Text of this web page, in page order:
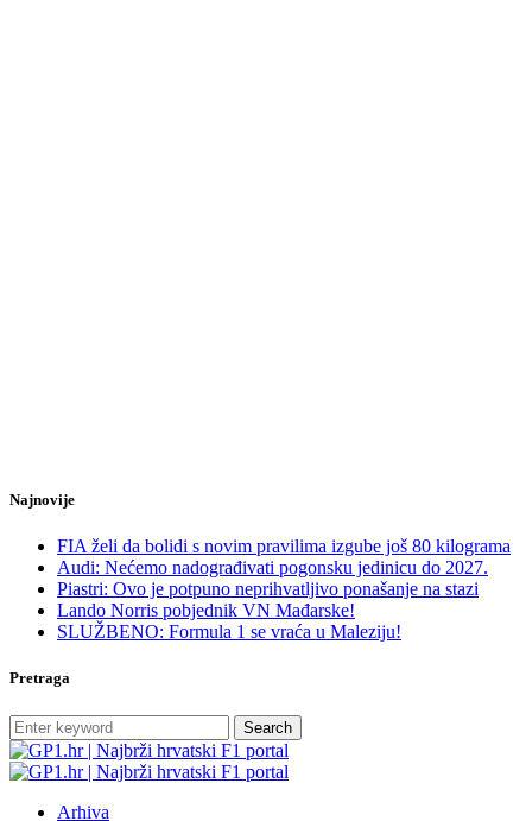
Najnovije
FIA želi da bolidi s novim pravilima izgube još 80 kilograma
Audi: Nećemo nadograđivati pogonsku jedinicu do 2027.
Piastri: Ovo je potpuno neprihvatljivo ponašanje na stazi
Lando Norris pobjednik VN Mađarske!
SLUŽBENO: Formula 1 se vraća u Maleziju!
Pretraga
Search
Arhiva